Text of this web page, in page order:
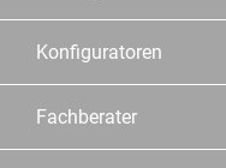
Konfiguratoren
Fachberater